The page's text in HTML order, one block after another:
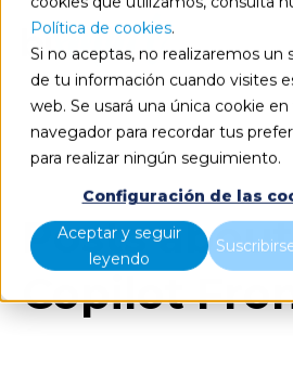
Política de cookies.
Si no aceptas, no realizaremos un
de tu información cuando visites
web. Se usará una única cookie en
navegador para recordar tus
para realizar ningún seguimiento.
Configuración de las
Aceptar y seguir
leyendo
Blog Todos los artículos
Posts about
Copilot